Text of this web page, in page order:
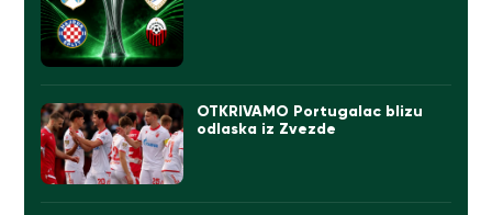
OTKRIVAMO Portugalac blizu
odlaska iz Zvezde